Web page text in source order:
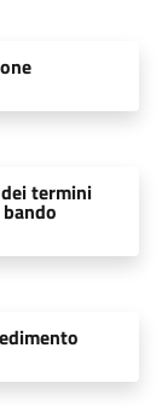
termini